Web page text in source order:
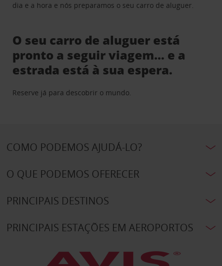
dia e a hora e nós preparamos o seu carro de aluguer.
O seu carro de aluguer está
pronto a seguir viagem… e a
estrada está à sua espera.
Reserve já para descobrir o mundo.
COMO PODEMOS AJUDÁ-LO?
O QUE PODEMOS OFERECER
PRINCIPAIS DESTINOS
PRINCIPAIS ESTAÇÕES EM AEROPORTOS